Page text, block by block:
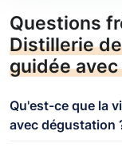
Questions
Distillerie
guidée
Qu'est-ce que la
avec dégustation